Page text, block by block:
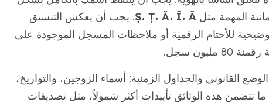
المهمة مثلȘ، Ț، Ă، Î، Â. يجب أن يعكس التنسيق
للأختام الرقمية أو ملاحظات المسجل الموجودة على
سجل.
القانوني والجداول الزمنية: أسماء الزوجين، والتواريخ،
ما تتضمن هذه الوثائق تأييدات أكثر شمولاً، مثل تصديقات